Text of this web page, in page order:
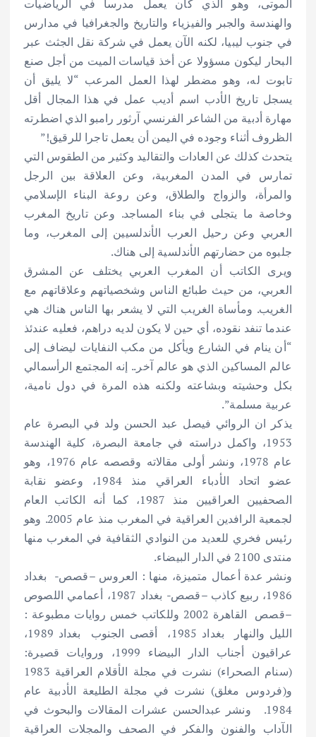
الموتى، وهو الذي كان يعمل مدرسا في الرياضيات
والهندسة والجبر والفيزياء والتاريخ والجغرافيا في مدارس
في جنوب ليبيا، لكنه الآن يعمل في شركة نقل الجثث عبر
البحار ليكون مسؤولا عن أخذ قياسات الميت من أجل صنع
تابوت له، وهو مضطر لهذا العمل المرعب “لا يليق أن
يسجل تاريخ الأدب اسم أديب عمل في هذا المجال أقل
مهارة أدبية من الشاعر الفرنسي آرثور رامبو الذي اضطرته
الظروف أثناء وجوده في اليمن أن يعمل تاجرا للرقيق!”
يتحدث كذلك عن العادات والتقاليد وكثير من الطقوس التي
تمارس في المدن المغربية، وعن العلاقة بين الرجل
والمرأة، والزواج والطلاق، وعن روعة البناء الإسلامي
وخاصة ما يتجلى في بناء المساجد. وعن تاريخ المغرب
العربي وعن رحيل العرب الأندلسيين إلى المغرب، وما
جلبوه من حضارتهم الأندلسية إلى هناك.
ويرى الكاتب أن المغرب العربي يختلف عن المشرق
العربي، من حيث طبائع الناس وشخصياتهم وعلاقاتهم مع
الغريب. ومأساة الغريب التي لا يشعر بها الناس هناك هي
عندما تنفد نقوده، أي حين لا يكون لديه دراهم، فعليه عندئذ
“أن ينام في الشارع ويأكل من مكب النفايات ليضاف إلى
عالم المساكين الذي هو عالم آخر.. إنه المجتمع الرأسمالي
بكل وحشيته وبشاعته ولكنه هذه المرة في دول نامية،
عربية مسلمة”.
يذكر ان الروائي فيصل عبد الحسن ولد في البصرة عام
1953، واكمل دراسته في جامعة البصرة، كلية الهندسة
عام 1978، ونشر أولى مقالاته وقصصه عام 1976، وهو
عضو اتحاد الأدباء العراقي منذ 1984، وعضو نقابة
الصحفيين العراقيين منذ 1987، كما أنه الكاتب العام
لجمعية الرافدين العراقية في المغرب منذ عام 2005. وهو
رئيس فخري للعديد من النوادي الثقافية في المغرب منها
منتدى 2100 في الدار البيضاء.
ونشر عدة أعمال متميزة، منها : العروس –قصص- بغداد
1986، ربيع كاذب –قصص- بغداد 1987، أعمامي اللصوص
–قصص القاهرة 2002 وللكاتب خمس روايات مطبوعة :
الليل والنهار بغداد 1985، أقصى الجنوب بغداد 1989،
عراقيون أجناب الدار البيضاء 1999، وروايات قصيرة:
(سنام الصحراء) نشرت في مجلة الأقلام العراقية 1983
و(فردوس مغلق) نشرت في مجلة الطليعة الأدبية عام
1984. ونشر عبدالحسن عشرات المقالات والبحوث في
الآداب والفنون والفكر في الصحف والمجلات العراقية